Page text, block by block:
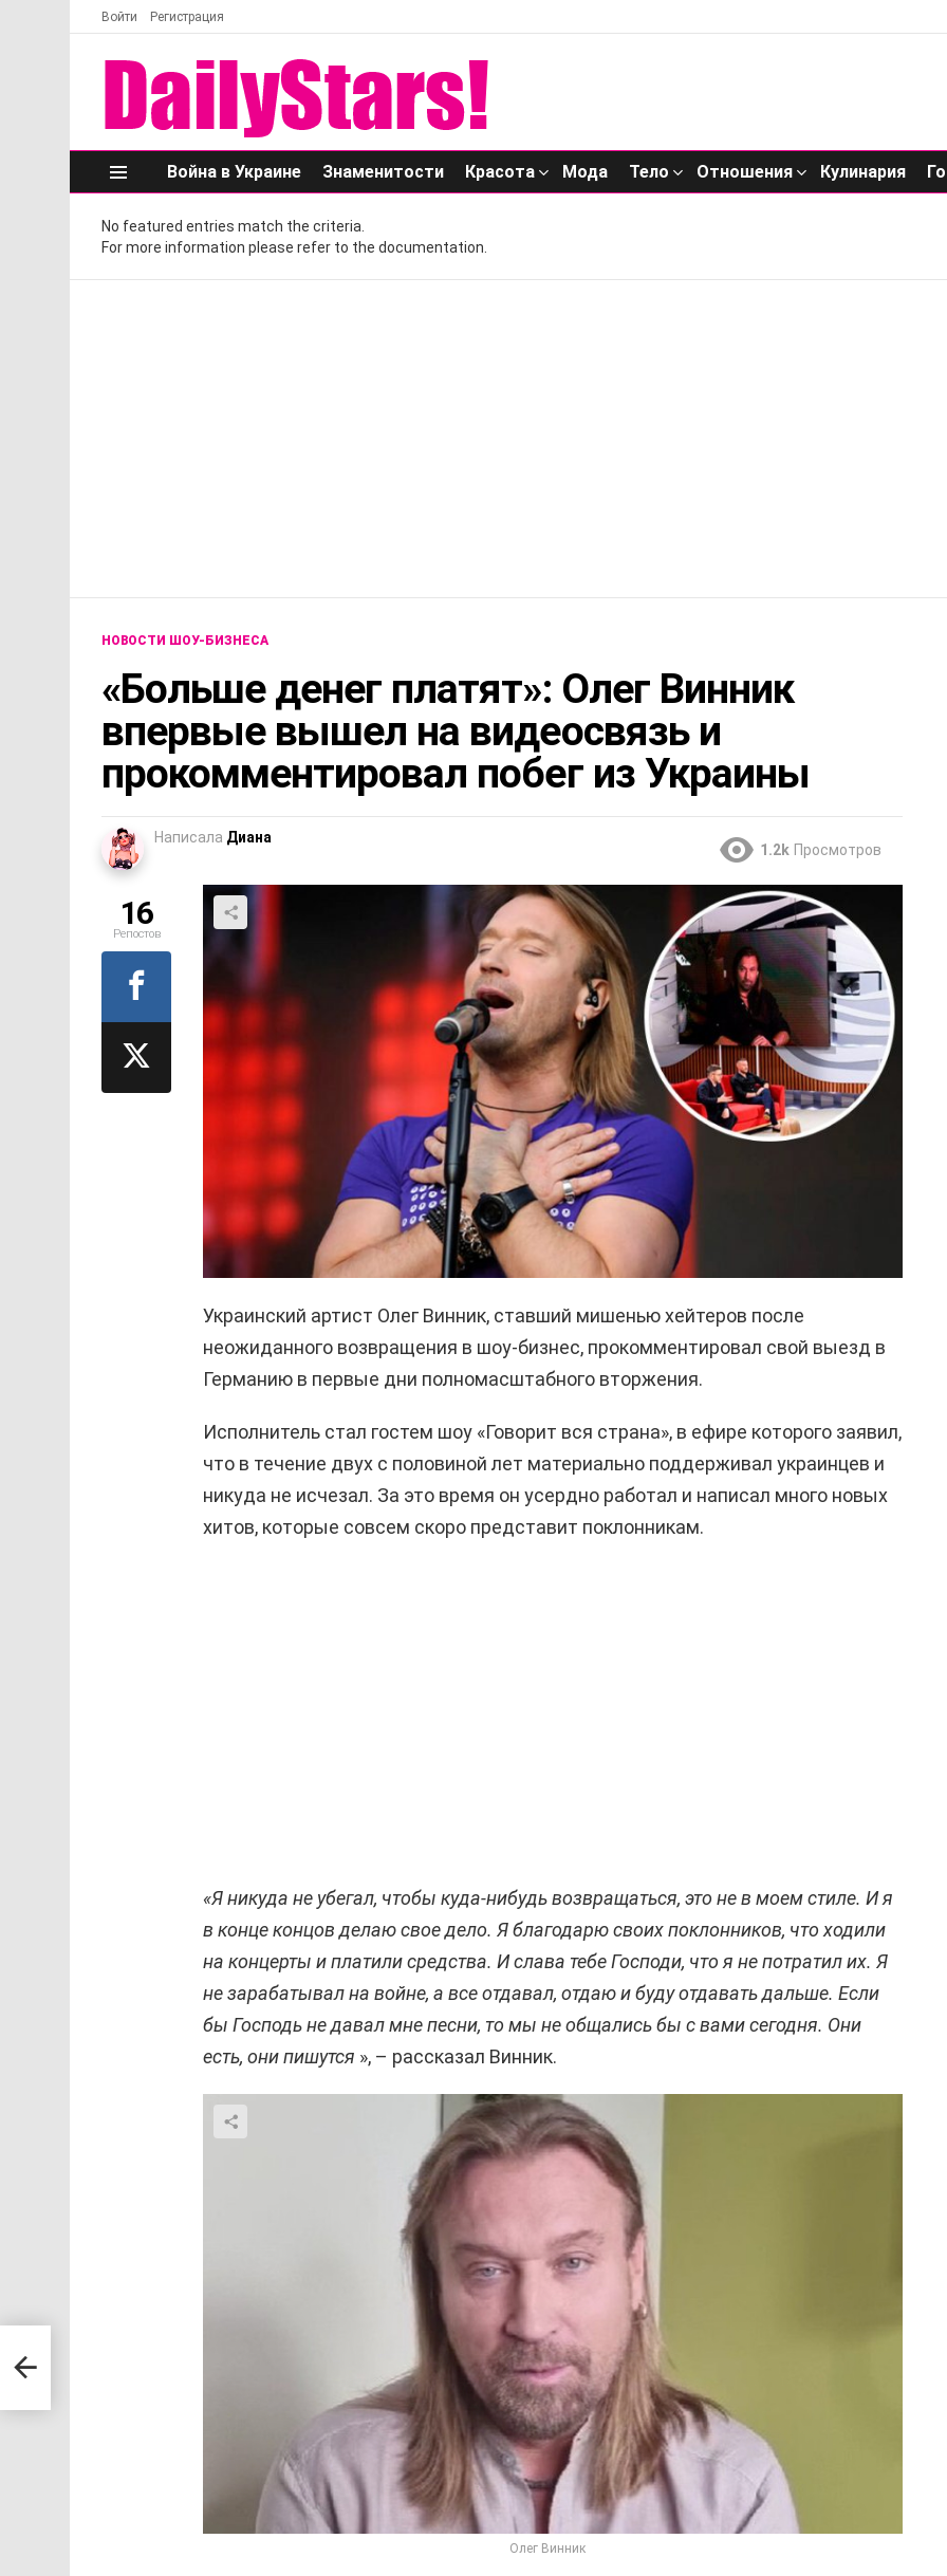
Войти Регистрация
Меню
Война в Украине Знаменитости Красота Мода Тело Отношения Кулинария
No featured entries match the criteria.
For more information please refer to the documentation.
НОВОСТИ ШОУ-БИЗНЕСА
«Больше денег платят»: Олег Винник
впервые вышел на видеосвязь и
прокомментировал побег из Украины
Написала Диана
1.2k Просмотров
Украинский артист Олег Винник, ставший мишенью хейтеров после
неожиданного возвращения в шоу-бизнес, прокомментировал свой выезд в
Германию в первые дни полномасштабного вторжения.
Исполнитель стал гостем шоу «Говорит вся страна», в ефире которого заявил,
что в течение двух с половиной лет материально поддерживал украинцев и
никуда не исчезал. За это время он усердно работал и написал много новых
хитов, которые совсем скоро представит поклонникам.
«Я никуда не убегал, чтобы куда-нибудь возвращаться, это не в моем стиле. И я
в конце концов делаю свое дело. Я благодарю своих поклонников, что ходили
на концерты и платили средства. И слава тебе Господи, что я не потратил их. Я
не зарабатывал на войне, а все отдавал, отдаю и буду отдавать дальше. Если
бы Господь не давал мне песни, то мы не общались бы с вами сегодня. Они
есть, они пишутся », – рассказал Винник.
Олег Винник
16
Репостов